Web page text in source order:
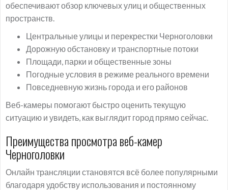
обеспечивают обзор ключевых улиц и общественных
пространств.
Центральные улицы и перекрестки Черноголовки
Дорожную обстановку и транспортные потоки
Площади, парки и общественные зоны
Погодные условия в режиме реального времени
Повседневную жизнь города и его районов
Веб-камеры помогают быстро оценить текущую
ситуацию и увидеть, как выглядит город прямо сейчас.
Преимущества просмотра веб-камер
Черноголовки
Онлайн трансляции становятся всё более популярными
благодаря удобству использования и постоянному